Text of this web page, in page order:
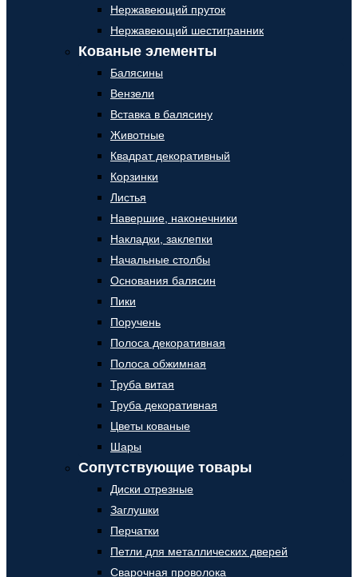
Нержавеющий пруток
Нержавеющий шестигранник
Кованые элементы
Балясины
Вензели
Вставка в балясину
Животные
Квадрат декоративный
Корзинки
Листья
Навершие, наконечники
Накладки, заклепки
Начальные столбы
Основания балясин
Пики
Поручень
Полоса декоративная
Полоса обжимная
Труба витая
Труба декоративная
Цветы кованые
Шары
Сопутствующие товары
Диски отрезные
Заглушки
Перчатки
Петли для металлических дверей
Сварочная проволока